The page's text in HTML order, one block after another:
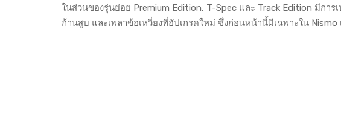
ในส่วนของรุ่นย่อย Premium Edition, T-Spec และ Track Edition มีก
ก้านสูบ และเพลาข้อเหวี่ยงที่อัปเกรดใหม่ ซึ่งก่อนหน้านี้มีเฉพาะใน Nismo